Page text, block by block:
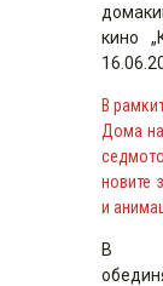
кино
В
Дома на
новите
и
В